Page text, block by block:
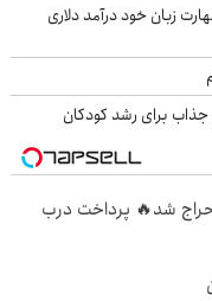
زبان خود درآمد دلاری
جذاب برای رشد کودکان
فقط امروز حراج شد🔥 پرداخت درب